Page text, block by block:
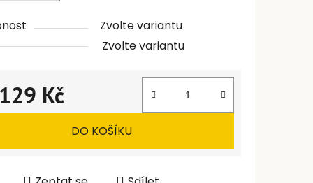
Zvolte variantu
Zvolte variantu
Kč
cena:
DO KOŠÍKU